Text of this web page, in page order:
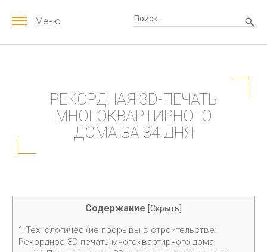
Меню
РЕКОРДНАЯ 3D-ПЕЧАТЬ
МНОГОКВАРТИРНОГО
ДОМА ЗА 34 ДНЯ
Содержание Скрыть
1 Технологические прорывы в строительстве:
Рекордное 3D-печать многоквартирного дома